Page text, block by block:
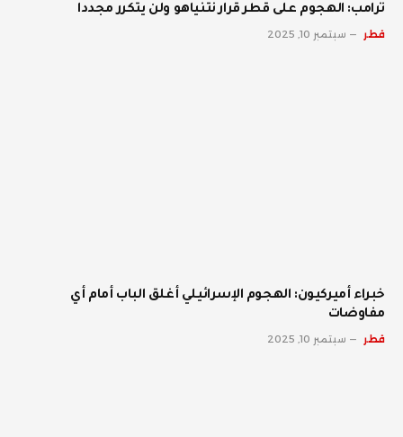
ترامب: الهجوم على قطر قرار نتنياهو ولن يتكرر مجددا
قطر سبتمبر 10, 2025
خبراء أميركيون: الهجوم الإسرائيلي أغلق الباب أمام أي
مفاوضات
قطر سبتمبر 10, 2025